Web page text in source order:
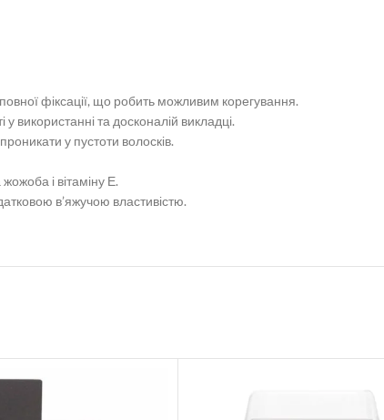
фіксації, що робить можливим корегування.
використанні та досконалій викладці.
у пустоти волосків.
і вітаміну Е.
в’яжучою властивістю.